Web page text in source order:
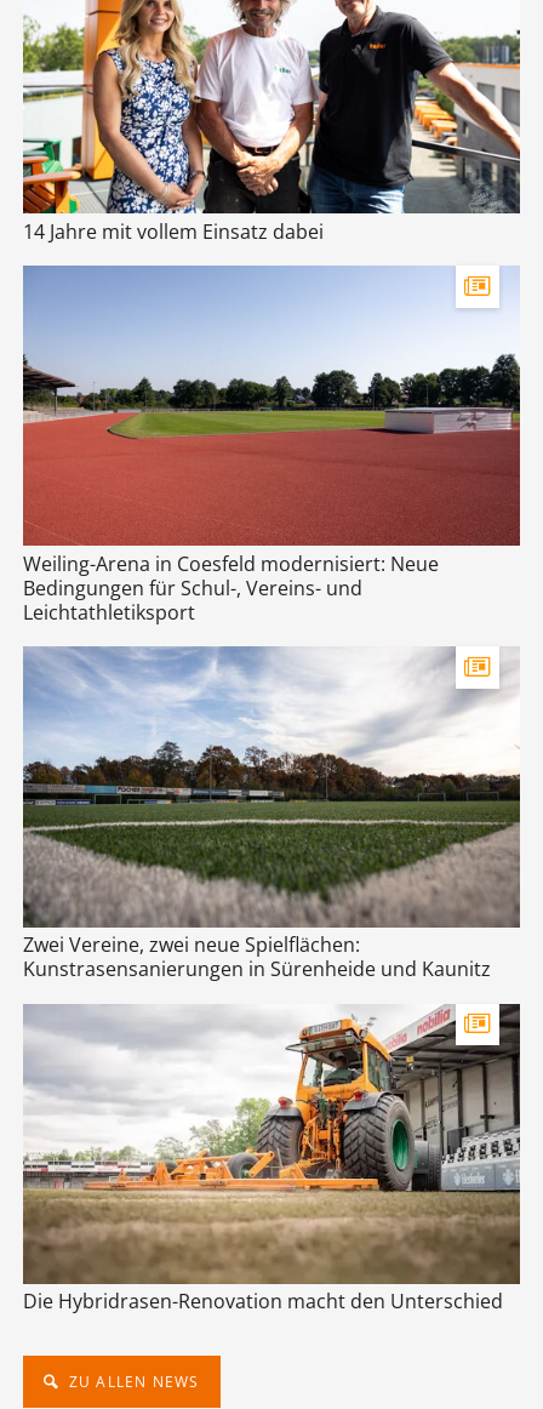
14 Jahre mit vollem Einsatz dabei
Weiling-Arena in Coesfeld modernisiert: Neue
Bedingungen für Schul-, Vereins- und
Leichtathletiksport
Zwei Vereine, zwei neue Spielflächen:
Kunstrasensanierungen in Sürenheide und Kaunitz
Die Hybridrasen-Renovation macht den Unterschied
ZU ALLEN NEWS